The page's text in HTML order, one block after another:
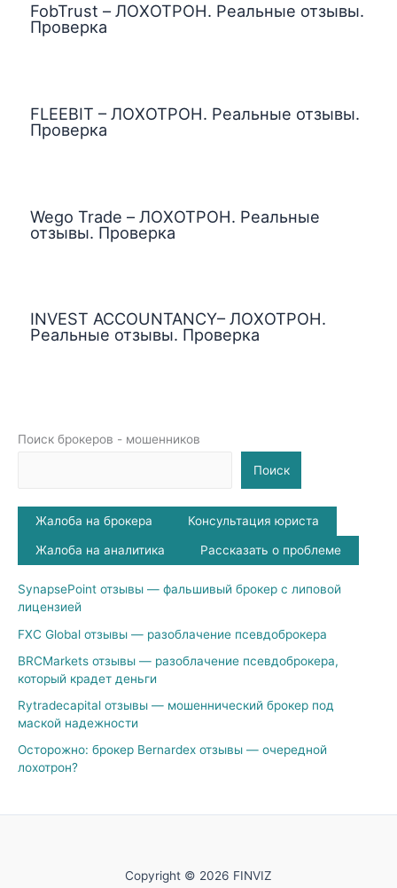
Поиск брокеров - мошенников
Поиск
Жалоба на брокера Консультация юриста
Жалоба на аналитика Рассказать о проблеме
SynapsePoint отзывы — фальшивый брокер с липовой
лицензией
FXC Global отзывы — разоблачение псевдоброкера
BRCMarkets отзывы — разоблачение псевдоброкера,
который крадет деньги
Rytradecapital отзывы — мошеннический брокер под
маской надежности
Осторожно: брокер Bernardex отзывы — очередной
лохотрон?
FobTrust – ЛОХОТРОН. Реальные отзывы.
Проверка
FLEEBIT – ЛОХОТРОН. Реальные отзывы.
Проверка
Wego Trade – ЛОХОТРОН. Реальные
отзывы. Проверка
INVEST ACCOUNTANCY– ЛОХОТРОН.
Реальные отзывы. Проверка
Copyright © 2026 FINVIZ